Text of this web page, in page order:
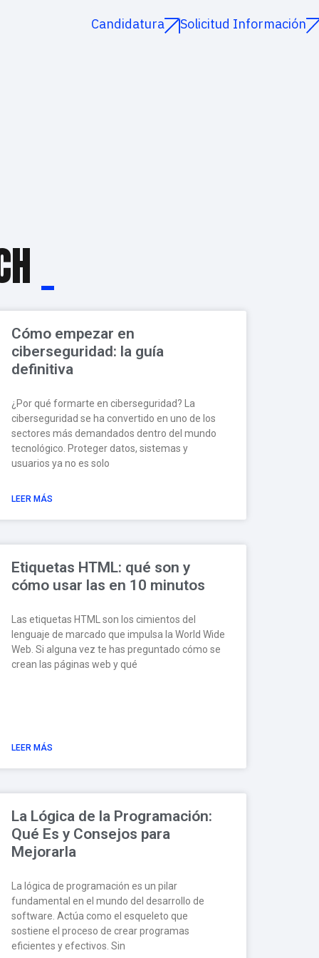
Candidatura Solicitud Información
Cómo empezar en
ciberseguridad: la guía
definitiva
¿Por qué formarte en ciberseguridad? La
ciberseguridad se ha convertido en uno de los
sectores más demandados dentro del mundo
tecnológico. Proteger datos, sistemas y
usuarios ya no es solo
LEER MÁS
Etiquetas HTML: qué son y
cómo usar las en 10 minutos
Las etiquetas HTML son los cimientos del
lenguaje de marcado que impulsa la World Wide
Web. Si alguna vez te has preguntado cómo se
crean las páginas web y qué
LEER MÁS
La Lógica de la Programación:
Qué Es y Consejos para
Mejorarla
La lógica de programación es un pilar
fundamental en el mundo del desarrollo de
software. Actúa como el esqueleto que
sostiene el proceso de crear programas
eficientes y efectivos. Sin